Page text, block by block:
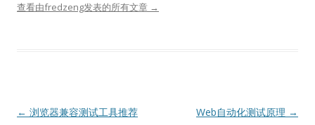
查看由fredzeng发表的所有文章 →
文
← 浏览器兼容测试工具推荐 Web自动化测试原理 →